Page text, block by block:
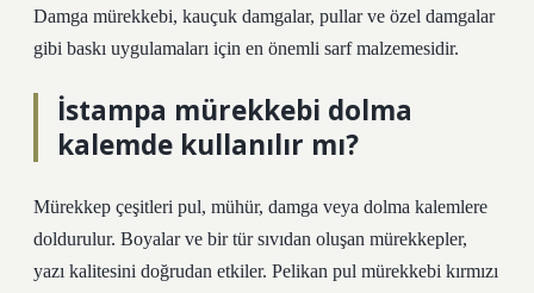
Damga mürekkebi, kauçuk damgalar, pullar ve özel damgalar
gibi baskı uygulamaları için en önemli sarf malzemesidir.
İstampa mürekkebi dolma
kalemde kullanılır mı?
Mürekkep çeşitleri pul, mühür, damga veya dolma kalemlere
doldurulur. Boyalar ve bir tür sıvıdan oluşan mürekkepler,
yazı kalitesini doğrudan etkiler. Pelikan pul mürekkebi kırmızı